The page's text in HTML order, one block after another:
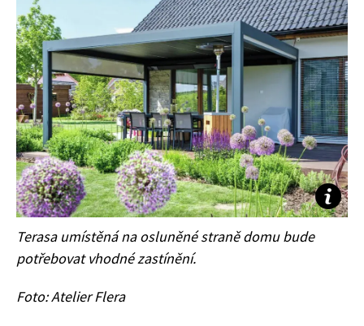
Terasa umístěná na osluněné straně domu bude
potřebovat vhodné zastínění.
Foto: Atelier Flera